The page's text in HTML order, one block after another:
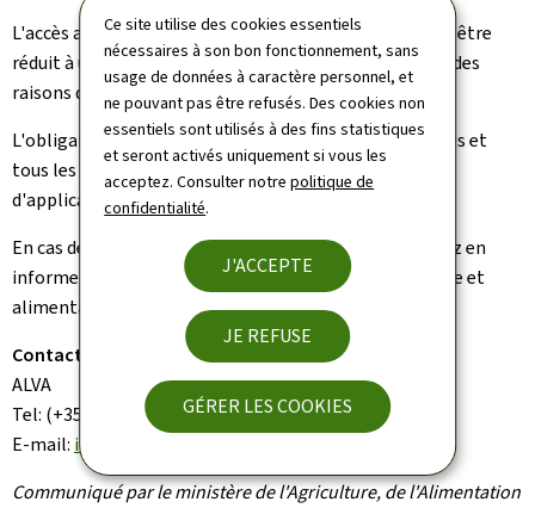
Ce site utilise des cookies essentiels
nécessaires à son bon fonctionnement, sans
usage de données à caractère personnel, et
ne pouvant pas être refusés. Des cookies non
essentiels sont utilisés à des fins statistiques
et seront activés uniquement si vous les
acceptez. Consulter notrepolitique de
confidentialité.
J'ACCEPTE
JE REFUSE
GÉRER LES COOKIES
L'accès aux aires de sortie protégées par des filets doit être
réduit à un minimum et est uniquement autorisé pour des
raisons de bien-être animal.
L'obligation de nourrir et d'abreuver toutes les volailles et
tous les oiseaux à l'intérieur des bâtiments reste
d'application.
En cas de découverte d'un oiseau sauvage mort, veuillez en
informer l'Administration luxembourgeoise vétérinaire et
alimentaire (ALVA).
Contact:
ALVA
Tel: (+352) 247-82539
E-mail: info@alva.etat.lu
Communiqué par le ministère de l'Agriculture, de l'Alimentation